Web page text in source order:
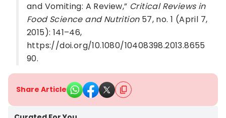
and Vomiting: A Review,” Critical Reviews in
Food Science and Nutrition57, no. 1 (April 7,
2015): 141–46,
https://doi.org/10.1080/10408398.2013.8655
90.
Share Article